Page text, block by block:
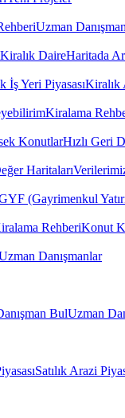
Uzman
DaireHaritada
İş Yeri PiyasasıKiralık
Kiralama
KonutlarHızlı Geri
Haritaları
(Gayrimenkul
RehberiKonut
Danışmanlar
BulUzman
Satılık Arazi